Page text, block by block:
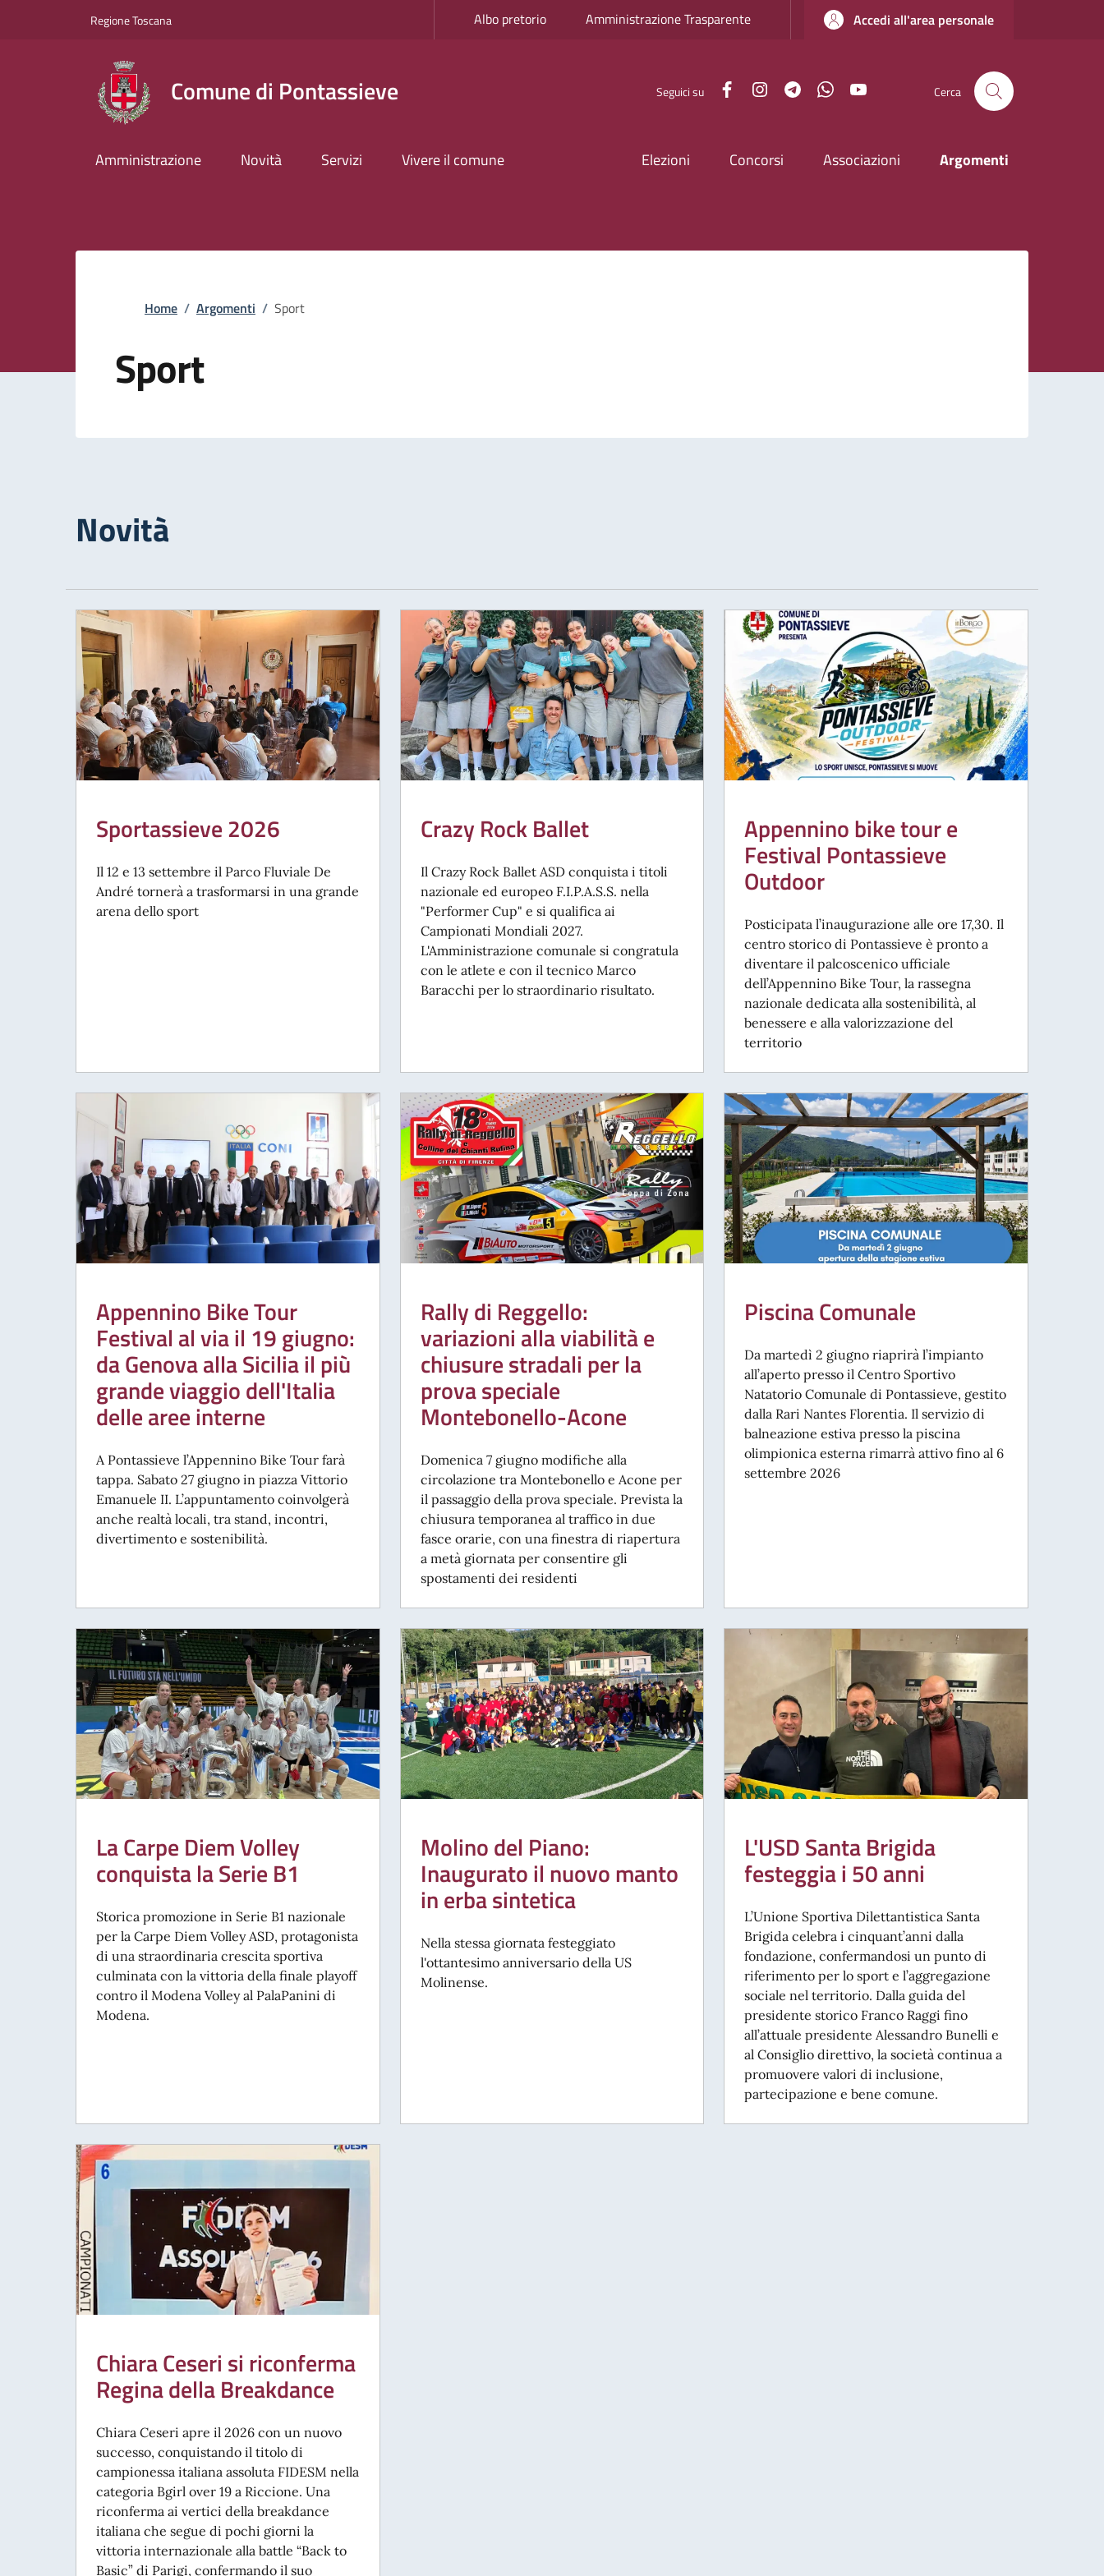
Regione ToscanaSlim top Albo pretorio Amministrazione Trasparente Accedi all'area personale
Comune di Pontassieve Seguici su FacebookInstagramTelegramWhatsApp Cerca
Amministrazione Novità Servizi Vivere il comune Elezioni Concorsi Associazioni Argomenti
Briciole di pane
Home / Argomenti / Sport
Sport
Novità
Sportassieve 2026
Il 12 e 13 settembre il Parco Fluviale De
André tornerà a trasformarsi in una grande
arena dello sport
Crazy Rock Ballet
Il Crazy Rock Ballet ASD conquista i titoli
nazionale ed europeo F.I.P.A.S.S. nella
"Performer Cup" e si qualifica ai
Campionati Mondiali 2027.
L'Amministrazione comunale si congratula
con le atlete e con il tecnico Marco
Baracchi per lo straordinario risultato.
Appennino bike tour e
Festival Pontassieve
Outdoor
Posticipata l’inaugurazione alle ore 17,30. Il
centro storico di Pontassieve è pronto a
diventare il palcoscenico ufficiale
dell’Appennino Bike Tour, la rassegna
nazionale dedicata alla sostenibilità, al
benessere e alla valorizzazione del
territorio
Appennino Bike Tour
Festival al via il 19 giugno:
da Genova alla Sicilia il più
grande viaggio dell'Italia
delle aree interne
A Pontassieve l’Appennino Bike Tour farà
tappa. Sabato 27 giugno in piazza Vittorio
Emanuele II. L’appuntamento coinvolgerà
anche realtà locali, tra stand, incontri,
divertimento e sostenibilità.
Rally di Reggello:
variazioni alla viabilità e
chiusure stradali per la
prova speciale
Montebonello-Acone
Domenica 7 giugno modifiche alla
circolazione tra Montebonello e Acone per
il passaggio della prova speciale. Prevista la
chiusura temporanea al traffico in due
fasce orarie, con una finestra di riapertura
a metà giornata per consentire gli
spostamenti dei residenti
Piscina Comunale
Da martedì 2 giugno riaprirà l’impianto
all’aperto presso il Centro Sportivo
Natatorio Comunale di Pontassieve, gestito
dalla Rari Nantes Florentia. Il servizio di
balneazione estiva presso la piscina
olimpionica esterna rimarrà attivo fino al 6
settembre 2026
La Carpe Diem Volley
conquista la Serie B1
Storica promozione in Serie B1 nazionale
per la Carpe Diem Volley ASD, protagonista
di una straordinaria crescita sportiva
culminata con la vittoria della finale playoff
contro il Modena Volley al PalaPanini di
Modena.
Molino del Piano:
Inaugurato il nuovo manto
in erba sintetica
Nella stessa giornata festeggiato
l'ottantesimo anniversario della US
Molinense.
L'USD Santa Brigida
festeggia i 50 anni
L’Unione Sportiva Dilettantistica Santa
Brigida celebra i cinquant’anni dalla
fondazione, confermandosi un punto di
riferimento per lo sport e l’aggregazione
sociale nel territorio. Dalla guida del
presidente storico Franco Raggi fino
all’attuale presidente Alessandro Bunelli e
al Consiglio direttivo, la società continua a
promuovere valori di inclusione,
partecipazione e bene comune.
Chiara Ceseri si riconferma
Regina della Breakdance
Chiara Ceseri apre il 2026 con un nuovo
successo, conquistando il titolo di
campionessa italiana assoluta FIDESM nella
categoria Bgirl over 19 a Riccione. Una
riconferma ai vertici della breakdance
italiana che segue di pochi giorni la
vittoria internazionale alla battle “Back to
Basic” di Parigi, confermando il suo